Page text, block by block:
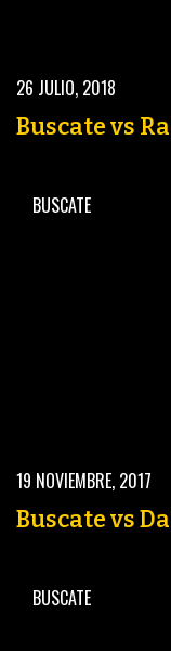
26 JULIO, 2018
Buscate vs
BUSCATE
19 NOVIEMBRE, 2017
Buscate vs
BUSCATE